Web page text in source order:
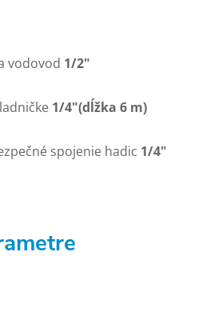
vodovod 1/2"
1/4"(dĺžka 6 m)
spojenie hadic 1/4"